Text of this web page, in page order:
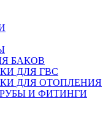
БАКОВ
ДЛЯ ГВС
ДЛЯ ОТОПЛЕНИЯ
И ФИТИНГИ